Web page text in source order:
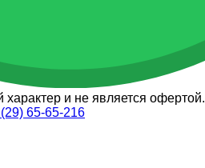
и не является офертой.
65-65-216